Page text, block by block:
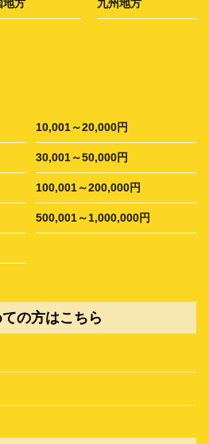
地方 九州地方
10,001～20,000円
30,001～50,000円
100,001～200,000円
500,001～1,000,000円
の方はこちら